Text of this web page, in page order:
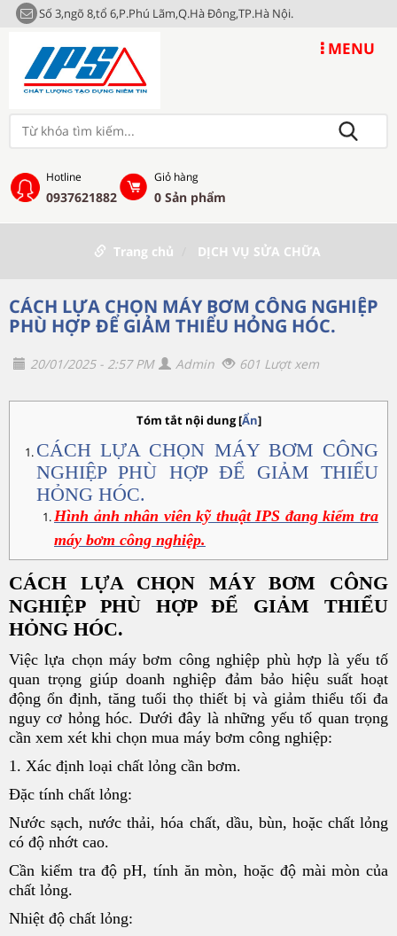
Số 3,ngõ 8,tổ 6,P.Phú Lãm,Q.Hà Đông,TP.Hà Nội.
MENU
Hotline
0937621882
Giỏ hàng
0 Sản phẩm
Trang chủ DỊCH VỤ SỬA CHỮA
CÁCH LỰA CHỌN MÁY BƠM CÔNG NGHIỆP
PHÙ HỢP ĐỂ GIẢM THIỂU HỎNG HÓC.
20/01/2025 - 2:57 PM Admin 601 Lượt xem
Tóm tắt nội dung[Ẩn]
CÁCH LỰA CHỌN MÁY BƠM CÔNG
NGHIỆP PHÙ HỢP ĐỂ GIẢM THIỂU
HỎNG HÓC.
Hình ảnh nhân viên kỹ thuật IPS đang kiểm tra
máy bơm công nghiệp.
CÁCH LỰA CHỌN MÁY BƠM CÔNG
NGHIỆP PHÙ HỢP ĐỂ GIẢM THIỂU
HỎNG HÓC.
Việc lựa chọn máy bơm công nghiệp phù hợp là yếu tố
quan trọng giúp doanh nghiệp đảm bảo hiệu suất hoạt
động ổn định, tăng tuổi thọ thiết bị và giảm thiểu tối đa
nguy cơ hỏng hóc. Dưới đây là những yếu tố quan trọng
cần xem xét khi chọn mua máy bơm công nghiệp:
1. Xác định loại chất lỏng cần bơm.
Đặc tính chất lỏng:
Nước sạch, nước thải, hóa chất, dầu, bùn, hoặc chất lỏng
có độ nhớt cao.
Cần kiểm tra độ pH, tính ăn mòn, hoặc độ mài mòn của
chất lỏng.
Nhiệt độ chất lỏng: